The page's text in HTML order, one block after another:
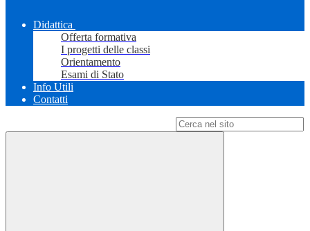
Didattica
Offerta formativa
I progetti delle classi
Orientamento
Esami di Stato
Info Utili
Contatti